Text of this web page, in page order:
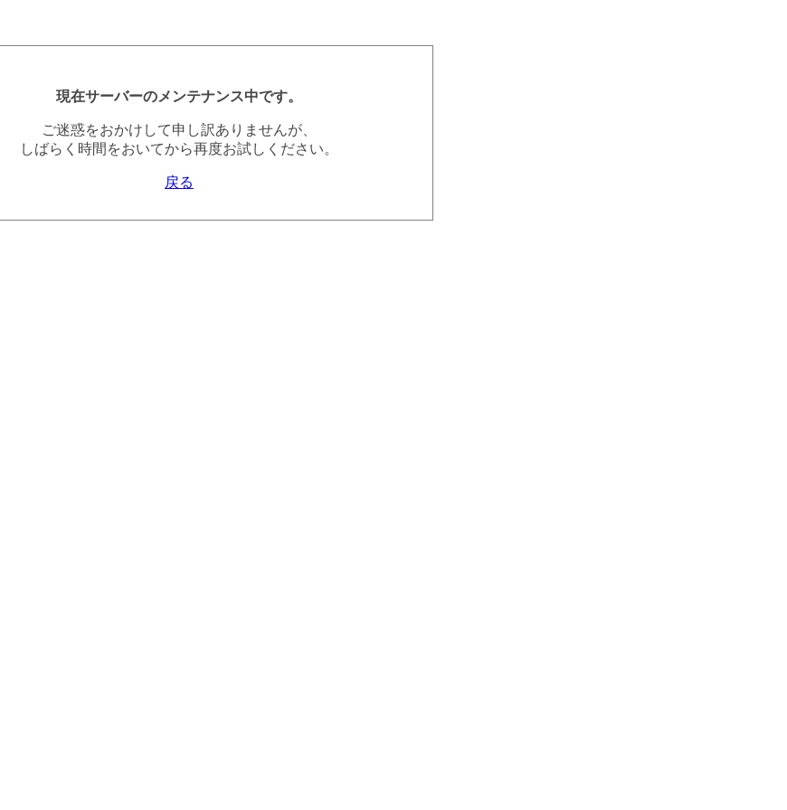
現在サーバーのメンテナンス中です。
ご迷惑をおかけして申し訳ありませんが、
しばらく時間をおいてから再度お試しください。
戻る